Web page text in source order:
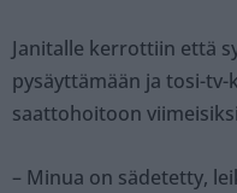
Janitalle kerrottiin että
pysäyttämään ja tosi-
saattohoitoon
– Minua on sädetetty,